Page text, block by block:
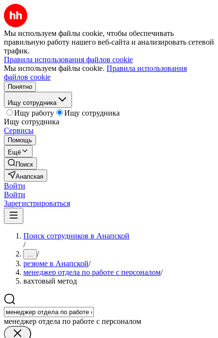
Мы используем файлы cookie, чтобы обеспечивать
правильную работу нашего веб-сайта и анализировать сетевой
трафик.
Правила использования файлов cookie
Мы используем файлы cookie. Правила использования
файлов cookie
Понятно
Ищу сотрудника
Ищу работу
Ищу сотрудника
Ищу сотрудника
Сервисы
Помощь
Ещё
Поиск
Анапская
Войти
Войти
Зарегистрироваться
Поиск сотрудников в Анапской
/
... /
резюме в Анапской/
менеджер отдела по работе с персоналом/
вахтовый метод
менеджер отдела по работе с персоналом